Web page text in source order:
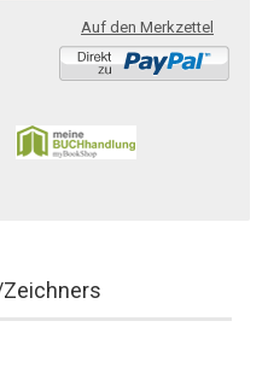
Auf den Merkzettel